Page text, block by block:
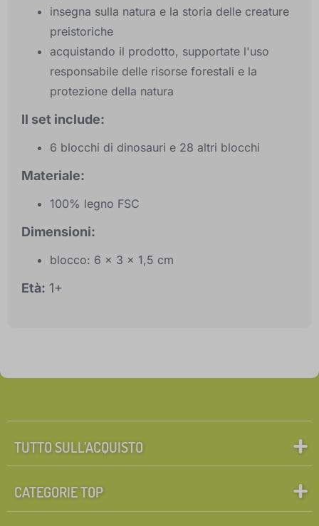
insegna sulla natura e la storia delle creature
preistoriche
acquistando il prodotto, supportate l'uso
responsabile delle risorse forestali e la
protezione della natura
Il set include:
6 blocchi di dinosauri e 28 altri blocchi
Materiale:
100% legno FSC
Dimensioni:
blocco: 6 x 3 x 1,5 cm
Età: 1+
TUTTO SULL’ACQUISTO
CATEGORIE TOP